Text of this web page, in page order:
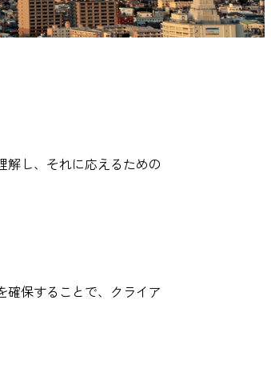
し、それに応えるための
確保することで、クライア